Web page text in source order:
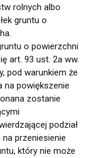
rolnych albo
gruntu o
o powierzchni
art. 93 ust. 2a ww.
pod warunkiem że
na powiększenie
zostanie
podział
przeniesienie
który nie może